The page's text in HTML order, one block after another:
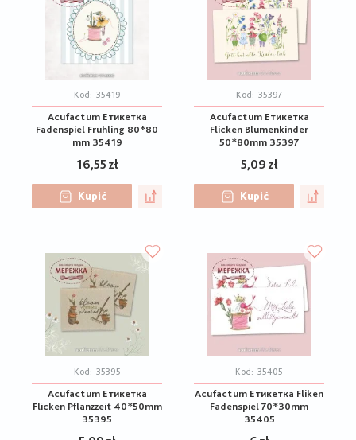
Kod: 35419
Acufactum Етикетка
Fadenspiel Fruhling 80*80
mm 35419
16,55 zł
Kupić
Kod: 35397
Acufactum Етикетка
Flicken Blumenkinder
50*80mm 35397
5,09 zł
Kupić
Kod: 35395
Acufactum Етикетка
Flicken Pflanzzeit 40*50mm
35395
Kod: 35405
Acufactum Етикетка Fliken
Fadenspiel 70*30mm
35405